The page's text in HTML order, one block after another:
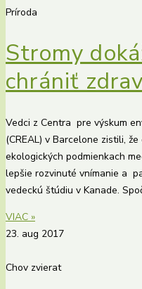
Príroda
Stromy
chrániť
Vedci z Centra pre výskum
(CREAL) v Barcelone zistili,
ekologických podmienkach
lepšie rozvinuté vnímanie a
vedeckú štúdiu v Kanade.
VIAC »
23. aug 2017
Chov zvierat